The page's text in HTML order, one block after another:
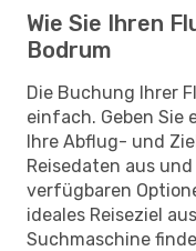
Wie Sie Ihren
Bodrum
Die Buchung Ihrer
einfach. Geben Sie
Ihre Abflug- und
Reisedaten aus
verfügbaren
ideales Reiseziel
Suchmaschine